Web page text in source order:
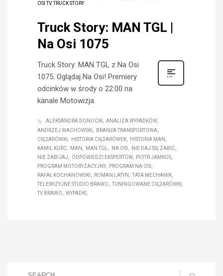
OSI TV,TRUCK STORY
Truck Story: MAN TGL |
Na Osi 1075
Truck Story: MAN TGL z Na Osi
1075. Oglądaj Na Osi! Premiery
odcinków w środy o 22:00 na
kanale Motowizja.
ALEKSANDRA DONOCIK
ANALIZA WYPADKÓW
ANDRZEJ WACHOWSKI
BRANŻA TRANSPORTOWA
CIĘŻARÓWKI
HISTORIA CIĘŻARÓWEK
HISTORIA MAN
KAMIL KURC
MAN MAN TGL NA OSI
NIE DAJ SIĘ ZABIĆ
NIE ZABIJAJ
ODPOWIEDZI EKSPERTÓW
PIOTR JAMROS
PROGRAM MOTORYZACYJNY
PROGRAM NA OSI
RAFAŁ KOCHANOWSKI
ROMAN LATYN
TATA MECHANIK
TELEWIZYJNE STUDIO BRAWO
TUNINGOWANE CIĘŻARÓWKI
TV BRAWO
WYPADKI